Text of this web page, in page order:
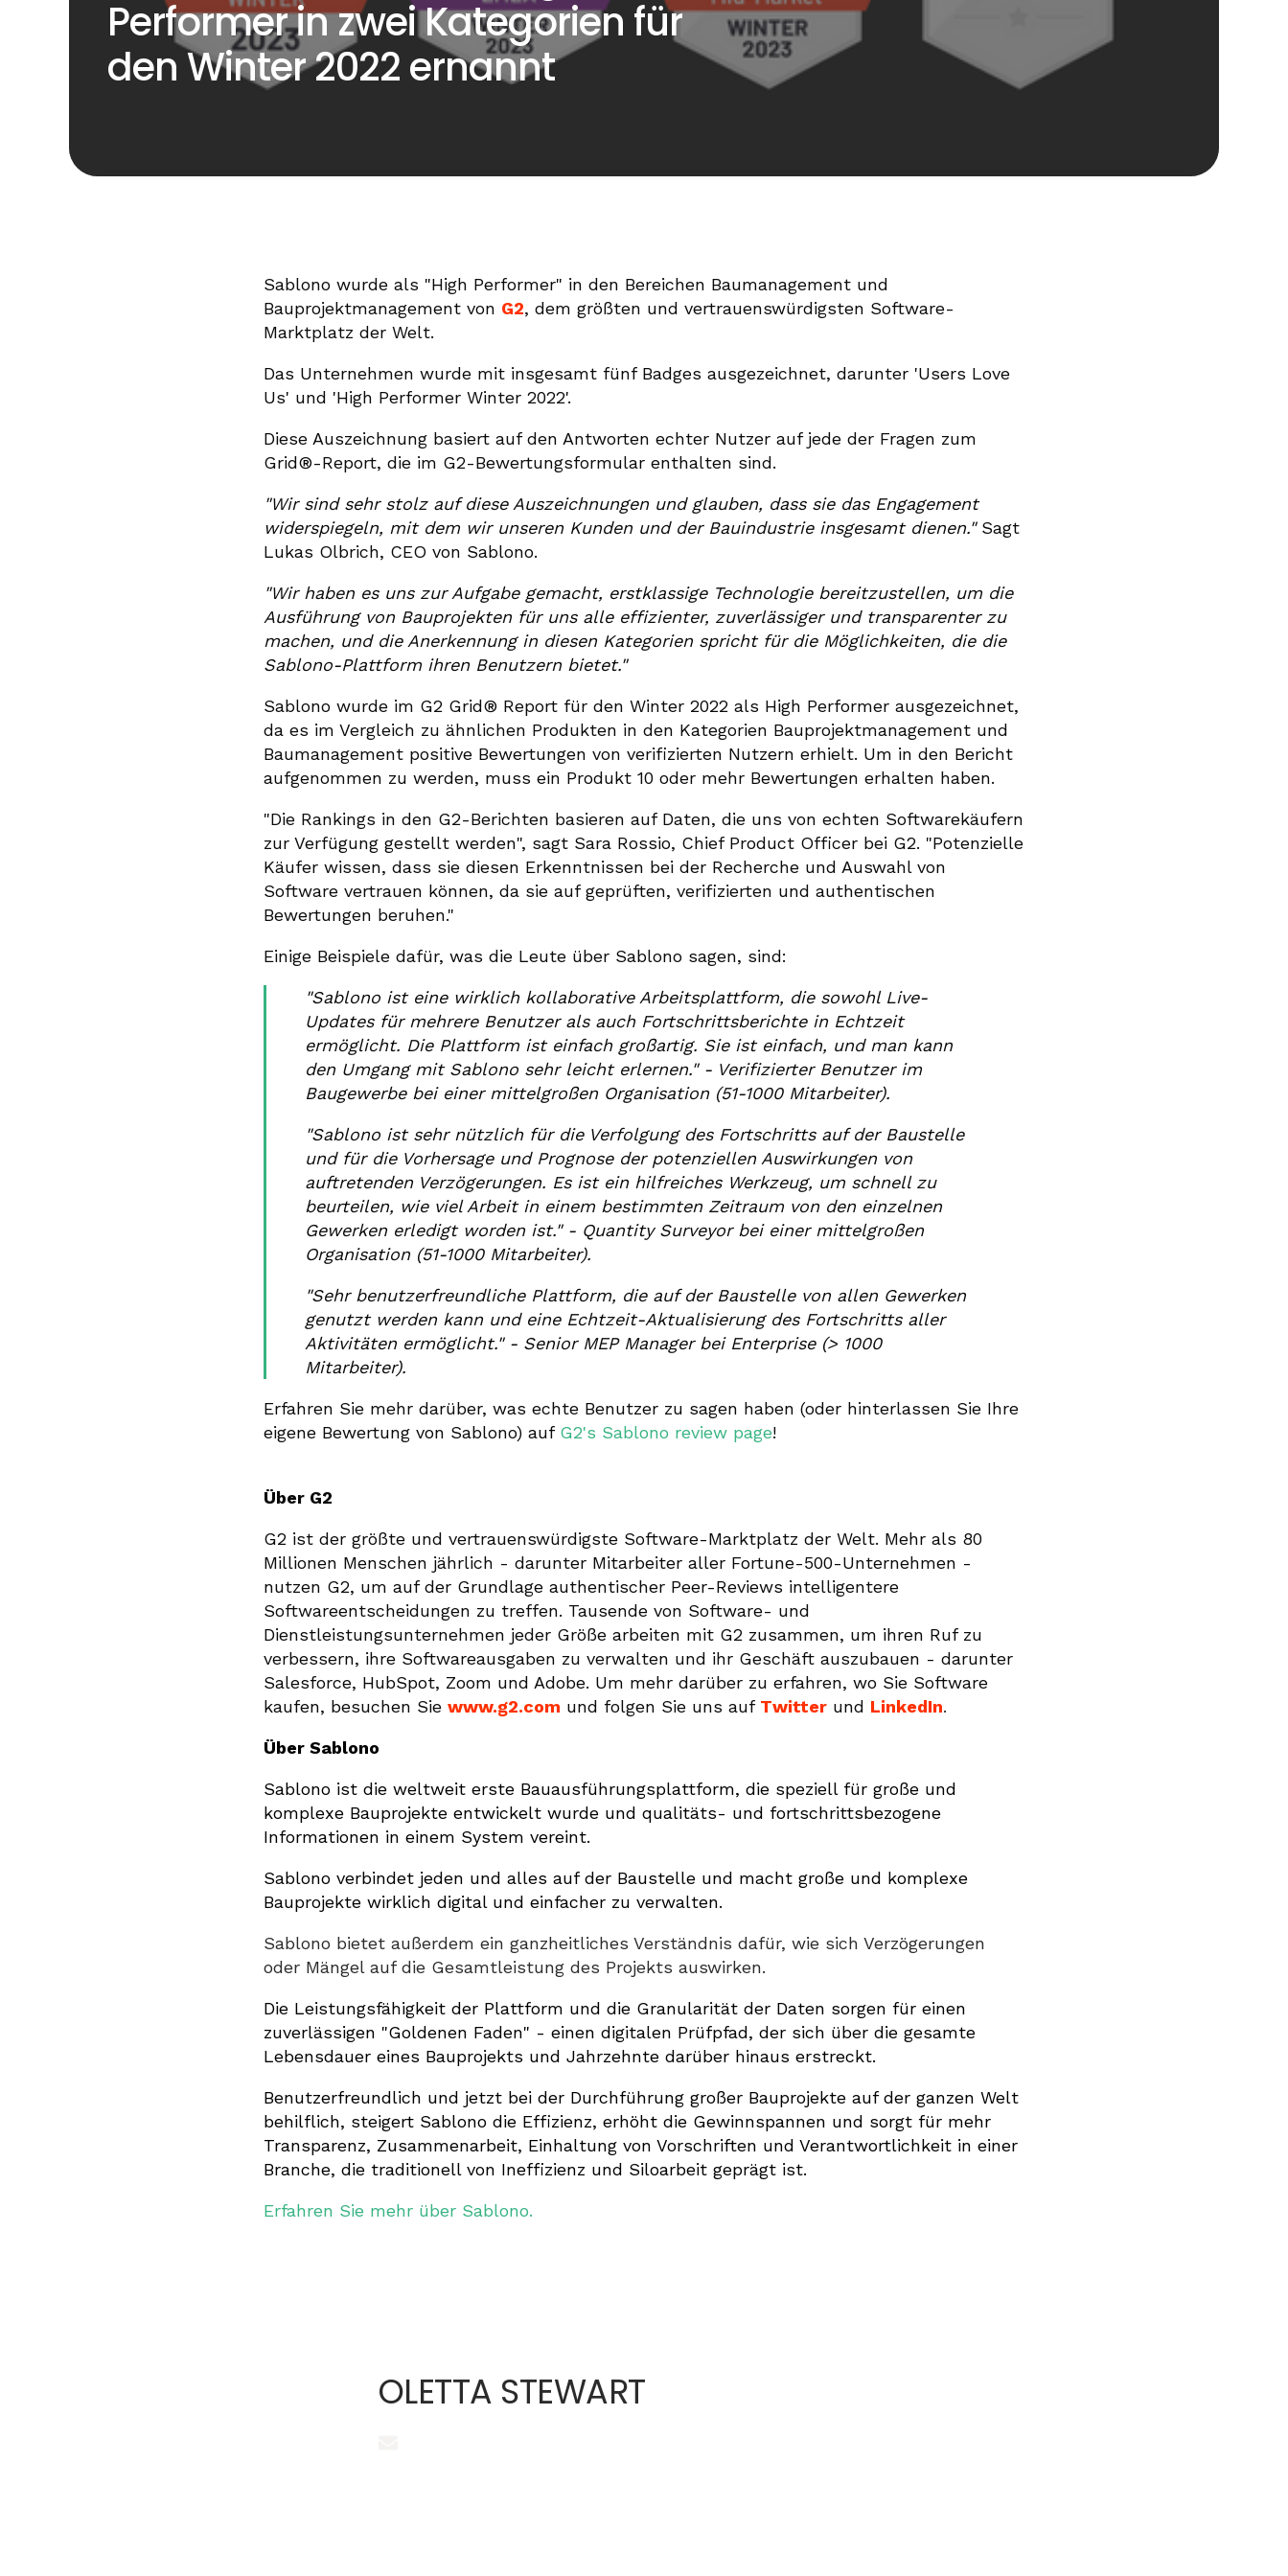
Performer in zwei Kategorien für
den Winter 2022 ernannt
Sablono wurde als "High Performer" in den Bereichen Baumanagement und
Bauprojektmanagement von G2, dem größten und vertrauenswürdigsten Software-
Marktplatz der Welt.
Das Unternehmen wurde mit insgesamt fünf Badges ausgezeichnet, darunter 'Users Love
Us' und 'High Performer Winter 2022'.
Diese Auszeichnung basiert auf den Antworten echter Nutzer auf jede der Fragen zum
Grid®-Report, die im G2-Bewertungsformular enthalten sind.
"Wir sind sehr stolz auf diese Auszeichnungen und glauben, dass sie das Engagement
widerspiegeln, mit dem wir unseren Kunden und der Bauindustrie insgesamt dienen." Sagt
Lukas Olbrich, CEO von Sablono.
"Wir haben es uns zur Aufgabe gemacht, erstklassige Technologie bereitzustellen, um die
Ausführung von Bauprojekten für uns alle effizienter, zuverlässiger und transparenter zu
machen, und die Anerkennung in diesen Kategorien spricht für die Möglichkeiten, die die
Sablono-Plattform ihren Benutzern bietet."
Sablono wurde im G2 Grid® Report für den Winter 2022 als High Performer ausgezeichnet,
da es im Vergleich zu ähnlichen Produkten in den Kategorien Bauprojektmanagement und
Baumanagement positive Bewertungen von verifizierten Nutzern erhielt. Um in den Bericht
aufgenommen zu werden, muss ein Produkt 10 oder mehr Bewertungen erhalten haben.
"Die Rankings in den G2-Berichten basieren auf Daten, die uns von echten Softwarekäufern
zur Verfügung gestellt werden", sagt Sara Rossio, Chief Product Officer bei G2. "Potenzielle
Käufer wissen, dass sie diesen Erkenntnissen bei der Recherche und Auswahl von
Software vertrauen können, da sie auf geprüften, verifizierten und authentischen
Bewertungen beruhen."
Einige Beispiele dafür, was die Leute über Sablono sagen, sind:
"Sablono ist eine wirklich kollaborative Arbeitsplattform, die sowohl Live-
Updates für mehrere Benutzer als auch Fortschrittsberichte in Echtzeit
ermöglicht. Die Plattform ist einfach großartig. Sie ist einfach, und man kann
den Umgang mit Sablono sehr leicht erlernen."- Verifizierter Benutzer im
Baugewerbe bei einer mittelgroßen Organisation (51-1000 Mitarbeiter).
"Sablono ist sehr nützlich für die Verfolgung des Fortschritts auf der Baustelle
und für die Vorhersage und Prognose der potenziellen Auswirkungen von
auftretenden Verzögerungen. Es ist ein hilfreiches Werkzeug, um schnell zu
beurteilen, wie viel Arbeit in einem bestimmten Zeitraum von den einzelnen
Gewerken erledigt worden ist." -Quantity Surveyor bei einer mittelgroßen
Organisation (51-1000 Mitarbeiter).
"Sehr benutzerfreundliche Plattform, die auf der Baustelle von allen Gewerken
genutzt werden kann und eine Echtzeit-Aktualisierung des Fortschritts aller
Aktivitäten ermöglicht."- Senior MEP Manager bei Enterprise (> 1000
Mitarbeiter).
Erfahren Sie mehr darüber, was echte Benutzer zu sagen haben (oder hinterlassen Sie Ihre
eigene Bewertung von Sablono) auf G2's Sablono review page!
Über G2
G2 ist der größte und vertrauenswürdigste Software-Marktplatz der Welt. Mehr als 80
Millionen Menschen jährlich - darunter Mitarbeiter aller Fortune-500-Unternehmen -
nutzen G2, um auf der Grundlage authentischer Peer-Reviews intelligentere
Softwareentscheidungen zu treffen. Tausende von Software- und
Dienstleistungsunternehmen jeder Größe arbeiten mit G2 zusammen, um ihren Ruf zu
verbessern, ihre Softwareausgaben zu verwalten und ihr Geschäft auszubauen - darunter
Salesforce, HubSpot, Zoom und Adobe. Um mehr darüber zu erfahren, wo Sie Software
kaufen, besuchen Sie www.g2.com und folgen Sie uns auf Twitterund LinkedIn.
Über Sablono
Sablono ist die weltweit erste Bauausführungsplattform, die speziell für große und
komplexe Bauprojekte entwickelt wurde und qualitäts- und fortschrittsbezogene
Informationen in einem System vereint.
Sablono verbindet jeden und alles auf der Baustelle und macht große und komplexe
Bauprojekte wirklich digital und einfacher zu verwalten.
Sablono bietet außerdem ein ganzheitliches Verständnis dafür, wie sich Verzögerungen
oder Mängel auf die Gesamtleistung des Projekts auswirken.
Die Leistungsfähigkeit der Plattform und die Granularität der Daten sorgen für einen
zuverlässigen "Goldenen Faden" - einen digitalen Prüfpfad, der sich über die gesamte
Lebensdauer eines Bauprojekts und Jahrzehnte darüber hinaus erstreckt.
Benutzerfreundlich und jetzt bei der Durchführung großer Bauprojekte auf der ganzen Welt
behilflich, steigert Sablono die Effizienz, erhöht die Gewinnspannen und sorgt für mehr
Transparenz, Zusammenarbeit, Einhaltung von Vorschriften und Verantwortlichkeit in einer
Branche, die traditionell von Ineffizienz und Siloarbeit geprägt ist.
Erfahren Sie mehr über Sablono.
OLETTA STEWART